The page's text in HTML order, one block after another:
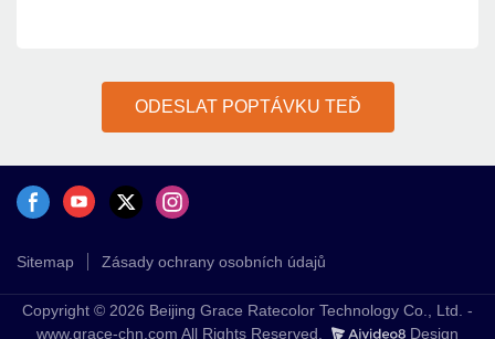
ODESLAT POPTÁVKU TEĎ
Sitemap Zásady ochrany osobních údajů
Copyright © 2026 Beijing Grace Ratecolor Technology Co., Ltd. -
www.grace-chn.com All Rights Reserved.
Design